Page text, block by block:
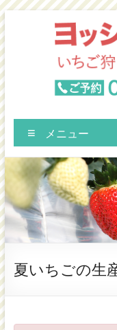
コ
ン
テ
ン
ツ
へ
ス
キ
ッ
プ
ッ
シ
ャ
ア
駒
ヶ
根
り・
いち
販売
メニュー
夏いちごの生